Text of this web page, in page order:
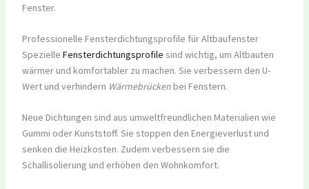
Fenster.
Professionelle Fensterdichtungsprofile für Altbaufenster
Spezielle Fensterdichtungsprofile sind wichtig, um Altbauten
wärmer und komfortabler zu machen. Sie verbessern den U-
Wert und verhindern Wärmebrückenbei Fenstern.
Neue Dichtungen sind aus umweltfreundlichen Materialien wie
Gummi oder Kunststoff. Sie stoppen den Energieverlust und
senken die Heizkosten. Zudem verbessern sie die
Schallisolierung und erhöhen den Wohnkomfort.